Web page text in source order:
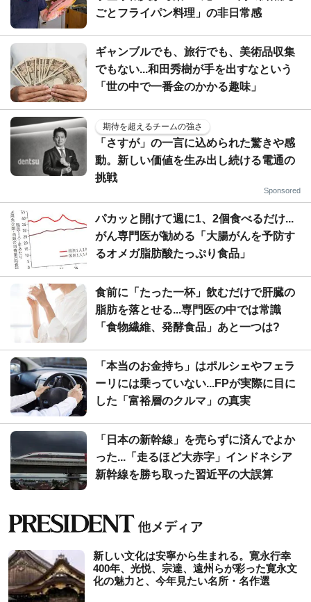
ごとフライパン料理」の非日常感
ギャンブルでも、旅行でも、美術品収集
でもない...和田秀樹が手を出すなという
「世の中で一番金のかかる趣味」
期待を超えるチームの強さ
「さすが」の一言に込められた驚きや感
動。新しい価値を生み出し続ける電通の
挑戦
Sponsored
パカッと開けて週に1、2個食べるだけ...
がん専門医が勧める「大腸がんを予防す
るオメガ脂肪酸たっぷり食品」
食前に「たった一杯」飲むだけで肝臓の
脂肪を落とせる...専門医の中では常識
「食物繊維、発酵食品」あと一つは?
「本当のお金持ち」はポルシェやフェラ
ーリには乗っていない...FPが実際に目に
した「富裕層のクルマ」の真実
「日本の新幹線」を売らずに済んでよか
った...「走るほど大赤字」インドネシア
新幹線を勝ち取った習近平の大誤算
新しい文化は安寧から生まれる。寛永行幸
400年、光悦、宗達、遠州らが彩った寛永文
化の魅力と、今年見たい名所・名作選